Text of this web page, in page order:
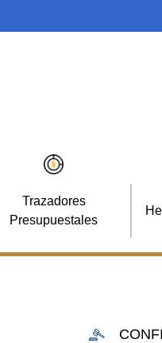
Trazadores
Presupuestales